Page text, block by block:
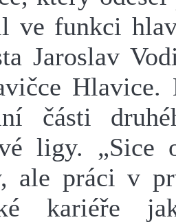
ve funkci
Jaroslav
části
ligy. „Sice
ale práci v
kariéře